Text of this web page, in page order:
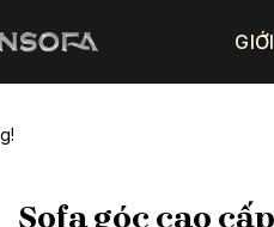
Sofa góc cao